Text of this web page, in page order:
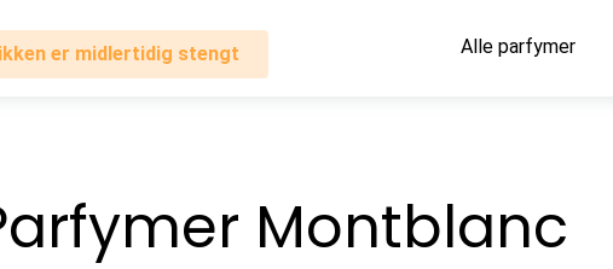
er midlertidig stengt Alle parfymer
Montblanc